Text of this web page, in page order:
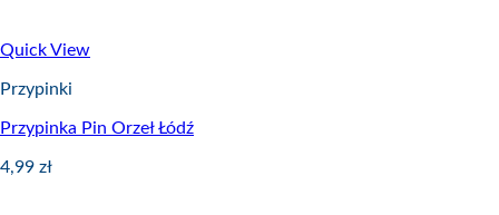
Quick View
Przypinki
Przypinka Pin Orzeł Łódź
4,99 zł